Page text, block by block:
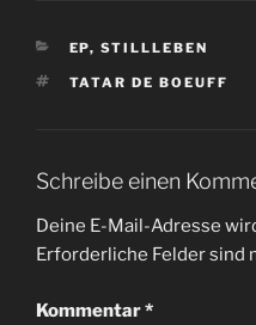
KATEGORIEN
EP, STILLLEBEN
SCHLAGWÖRTER
TATAR DE BOEUFF
Schreibe einen
Deine E-Mail-Adresse
Erforderliche Felder sind
Kommentar*